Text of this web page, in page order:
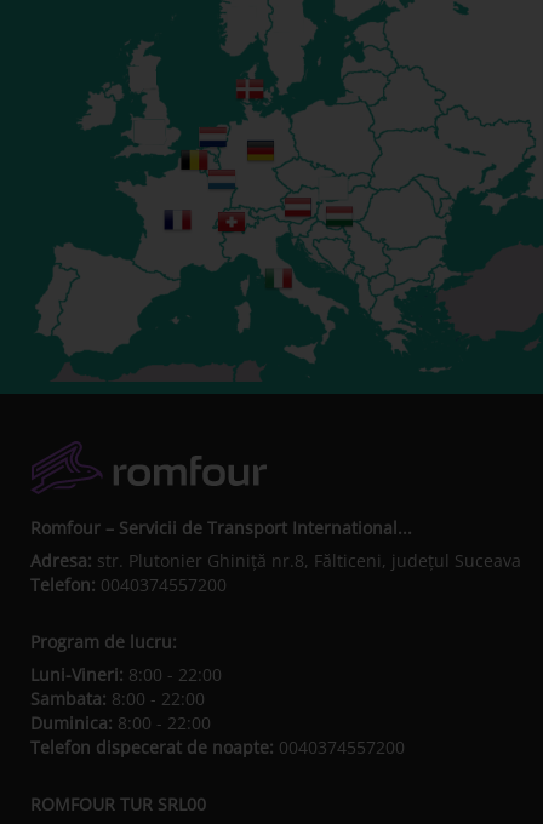
Romfour – Servicii de Transport International...
Adresa: str. Plutonier Ghiniţă nr.8, Fălticeni, judeţul Suceava
Telefon: 0040374557200
Program de lucru:
Luni-Vineri: 8:00 - 22:00
Sambata: 8:00 - 22:00
Duminica: 8:00 - 22:00
Telefon dispecerat de noapte: 0040374557200
ROMFOUR TUR SRL00